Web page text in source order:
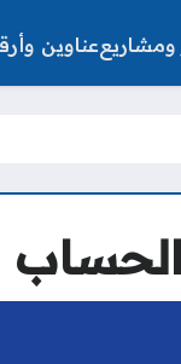
ومشاريععناوين
الحساب